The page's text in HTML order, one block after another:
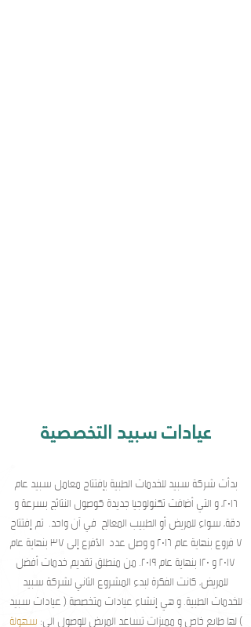
عيادات سبيد التخصصية
بدأت شركة سبيد للخدمات الطبية بإفتتاح معامل سبيد عام
٢٠١٦، و التي أضافت تكنولوجيا جديدة كوصول النتائج بسرعة و
دقة، سواء للمريض أو الطبيب المعالج في آن واحد. تم إفتتاح
٧ فروع بنهاية عام ٢٠١٦ و وصل عدد الأفرع إلى ٣٧ بنهاية عام
٢٠١٧ و ١٢٠ بنهاية عام ٢٠١٩. من منطلق تقديم خدمات أفضل
للمريض، كانت الفكرة لبدء المشروع الثاني لشركة سبيد
للخدمات الطبية. و هي إنشاء عيادات متخصصة ( عيادات سبيد
) لها طابع خاص و مميزات تساعد المريض للوصول الى: سهولة